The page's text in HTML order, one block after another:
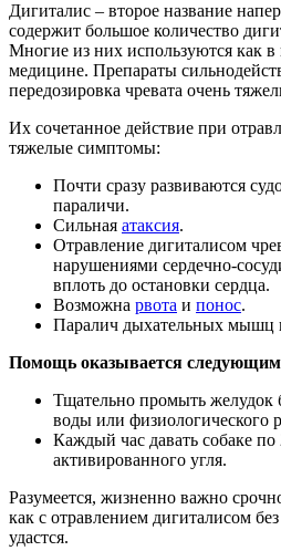
Дигиталис – второе название
содержит большое количество
Многие из них используются как в
медицине. Препараты
передозировка чревата очень
Их сочетанное действие при
тяжелые симптомы:
Почти сразу развиваются
параличи.
Сильная атаксия.
Отравление дигиталисом
нарушениями сердечно-
вплоть до остановки сердца.
Возможна рвота и понос.
Паралич дыхательных мышц
Помощь оказывается следующим
Тщательно промыть желудок
воды или физиологического
Каждый час давать собаке по
активированного угля.
Разумеется, жизненно важно
как с отравлением дигиталисом
удастся.